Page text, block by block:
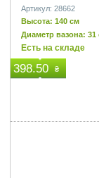
Артикул: 28662
Высота: 140 см
Диаметр вазона: 31
Есть на складе
398.50 ₴